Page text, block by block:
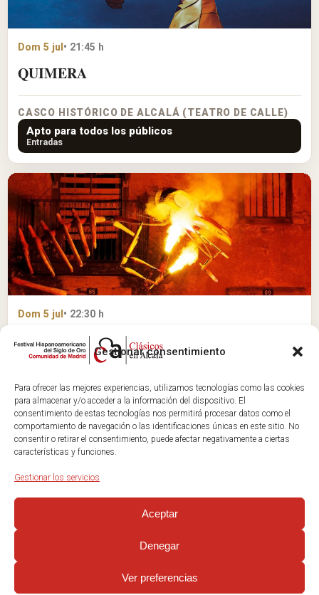
Gestionar consentimiento
Para ofrecer las mejores experiencias, utilizamos tecnologías como las cookies
para almacenar y/o acceder a la información del dispositivo. El
consentimiento de estas tecnologías nos permitirá procesar datos como el
comportamiento de navegación o las identificaciones únicas en este sitio. No
consentir o retirar el consentimiento, puede afectar negativamente a ciertas
características y funciones.
Gestionar los servicios
Aceptar
Denegar
Ver preferencias
Dom 5 jul • 21:45 h
QUIMERA
CASCO HISTÓRICO DE ALCALÁ (TEATRO DE CALLE)
Apto para todos los públicos
Entradas
Dom 5 jul • 22:30 h
BESTIAS ÍGNEAS
Apto para todos los públicos
Entradas
Clásicos en Alcalá
Festival Hispanoamericano del Siglo de Oro. XXV edición.
Junio 2026, Alcalá de Henares.
AVISO LEGAL
POLÍTICA PRIVACIDAD